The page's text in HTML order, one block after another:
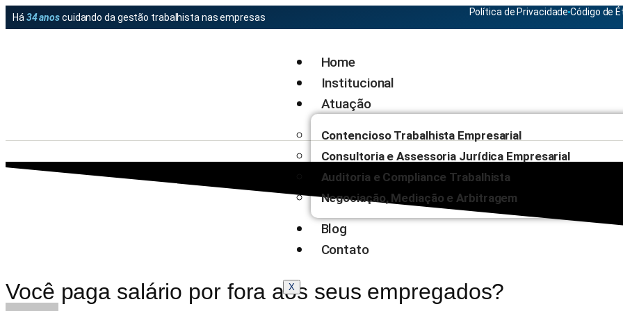
Há 34 anoscuidando da gestão trabalhista nas empresas Política de PrivacidadeCódigo de
Home
Institucional
Atuação
Contencioso Trabalhista Empresarial
Consultoria e Assessoria Jurídica Empresarial
Auditoria e Compliance Trabalhista
Negociação, Mediação e Arbitragem
Blog
Contato
X
Você paga salário por fora aos seus empregados?